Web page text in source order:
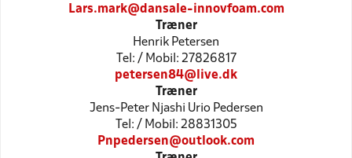
Lars.mark@dansale-innovfoam.com
Træner
Henrik Petersen
Tel: / Mobil: 27826817
petersen84@live.dk
Træner
Jens-Peter Njashi Urio Pedersen
Tel: / Mobil: 28831305
Pnpedersen@outlook.com